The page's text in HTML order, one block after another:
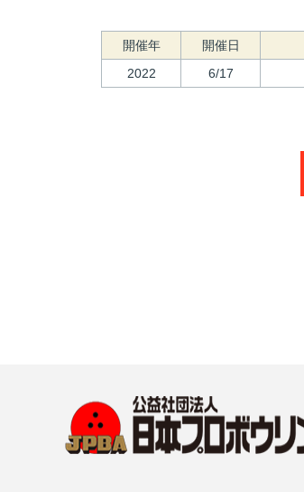
開催年 開催日
2022
6/17